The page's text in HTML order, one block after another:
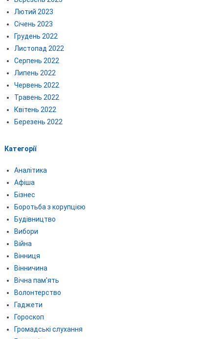
Лютий 2023
Січень 2023
Грудень 2022
Листопад 2022
Серпень 2022
Липень 2022
Червень 2022
Травень 2022
Квітень 2022
Березень 2022
Категорії
Аналітика
Афіша
Бізнес
Боротьба з корупцією
Будівництво
Вибори
Війна
Вінниця
Вінничина
Вічна пам'ять
Волонтерство
Гаджети
Гороскоп
Громадські слухання